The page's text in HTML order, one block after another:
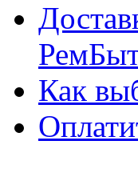
Как